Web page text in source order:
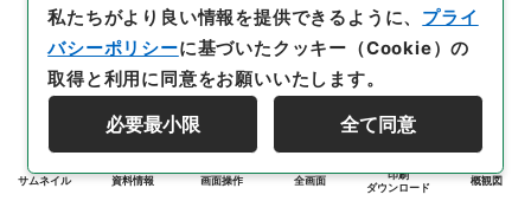
サムネイル 資料情報 画面操作 全画面
印刷
ダウンロード
概観図
私たちがより良い情報を提供できるように、 プライ
バシーポリシーに基づいたクッキー（Cookie）の
取得と利用に同意をお願いいたします。
必要最小限 全て同意